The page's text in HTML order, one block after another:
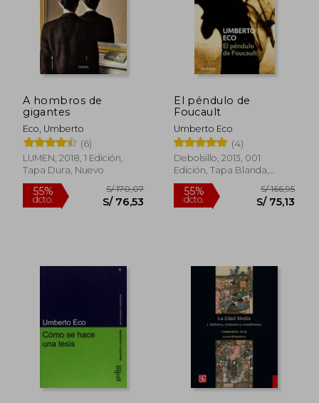
55%
dcto. S/ 103,74
55%
dcto.
A hombros de
gigantes
Eco, Umberto
(6)
LUMEN, 2018, 1 Edición,
Tapa Dura, Nuevo
El péndulo de
Foucault
Umberto Eco
(4)
Debolsillo, 2013, 001
Edición, Tapa Blanda,
Nuevo